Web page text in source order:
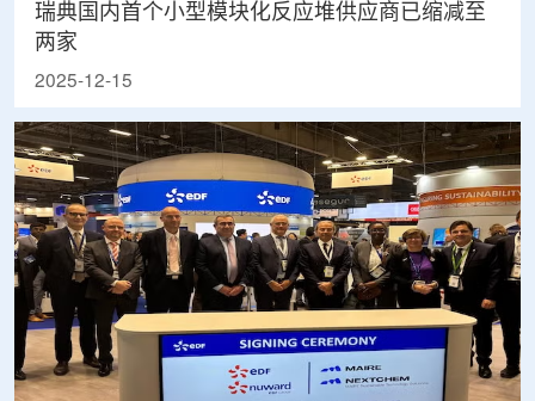
瑞典国内首个小型模块化反应堆供应商已缩减至
两家
2025-12-15